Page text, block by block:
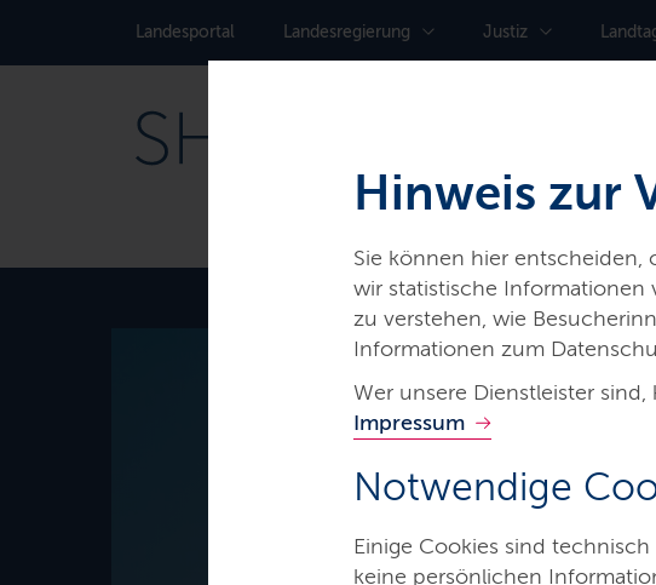
Hinweis zur
Sie können hier entscheiden,
wir statistische Informationen
zu verstehen, wie
Informationen zum
Wer unsere Dienstleister
Impressum
Notwendige
Einige Cookies sind
keine persönlichen
Landes­portal Landes­regierung Justiz
EU-
in